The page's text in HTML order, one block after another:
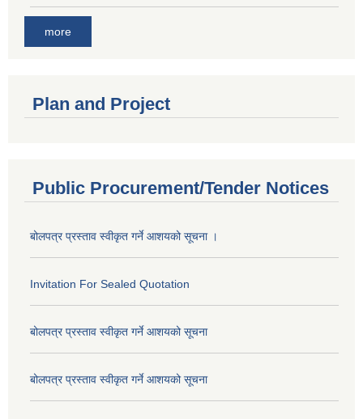
more
Plan and Project
Public Procurement/Tender Notices
बोलपत्र प्रस्ताव स्वीकृत गर्ने आशयको सूचना ।
Invitation For Sealed Quotation
बोलपत्र प्रस्ताव स्वीकृत गर्ने आशयको सूचना
बोलपत्र प्रस्ताव स्वीकृत गर्ने आशयको सूचना